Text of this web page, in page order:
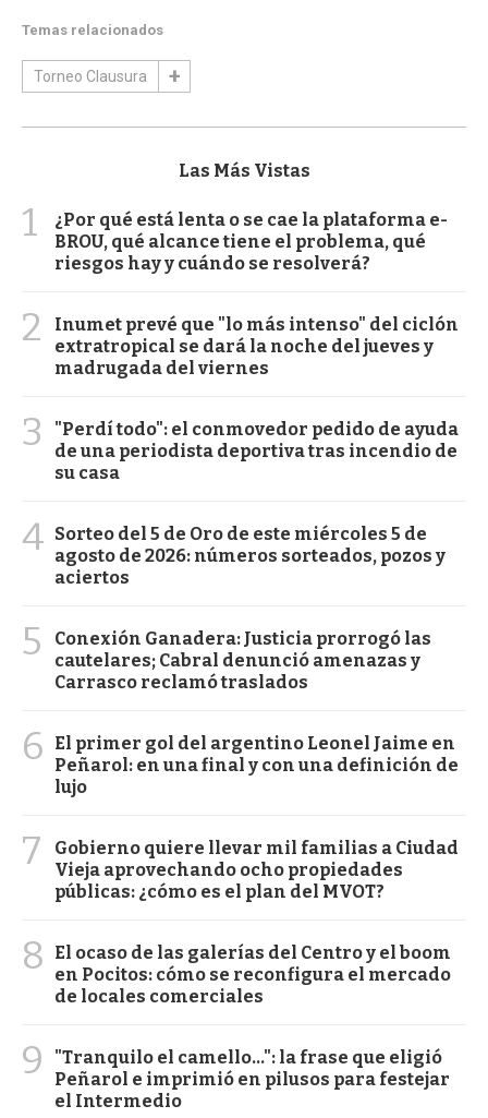
Temas relacionados
Torneo Clausura
Las Más Vistas
1
¿Por qué está lenta o se cae la plataforma e-
BROU, qué alcance tiene el problema, qué
riesgos hay y cuándo se resolverá?
2
Inumet prevé que "lo más intenso" del ciclón
extratropical se dará la noche del jueves y
madrugada del viernes
3
"Perdí todo": el conmovedor pedido de ayuda
de una periodista deportiva tras incendio de
su casa
4 Sorteo del 5 de Oro de este miércoles 5 de
agosto de 2026: números sorteados, pozos y
aciertos
5
Conexión Ganadera: Justicia prorrogó las
cautelares; Cabral denunció amenazas y
Carrasco reclamó traslados
6
El primer gol del argentino Leonel Jaime en
Peñarol: en una final y con una definición de
lujo
7
Gobierno quiere llevar mil familias a Ciudad
Vieja aprovechando ocho propiedades
públicas: ¿cómo es el plan del MVOT?
8
El ocaso de las galerías del Centro y el boom
en Pocitos: cómo se reconfigura el mercado
de locales comerciales
9
"Tranquilo el camello...": la frase que eligió
Peñarol e imprimió en pilusos para festejar
el Intermedio